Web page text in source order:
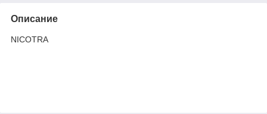
Описание
NICOTRA